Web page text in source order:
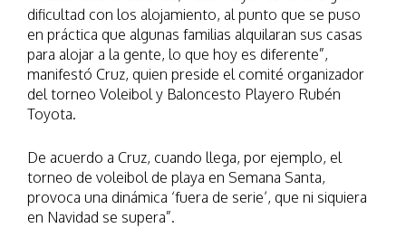
dificultad con los alojamiento, al punto que se puso
en práctica que algunas familias alquilaran sus casas
para alojar a la gente, lo que hoy es diferente”,
manifestó Cruz, quien preside el comité organizador
del torneo Voleibol y Baloncesto Playero Rubén
Toyota.
De acuerdo a Cruz, cuando llega, por ejemplo, el
torneo de voleibol de playa en Semana Santa,
provoca una dinámica ‘fuera de serie’, que ni siquiera
en Navidad se supera”.